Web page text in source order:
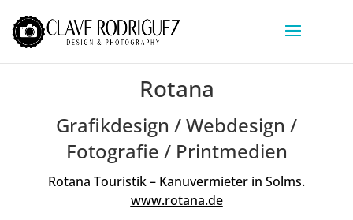
Rotana
Grafikdesign / Webdesign /
Fotografie / Printmedien
Rotana Touristik – Kanuvermieter in Solms.
www.rotana.de